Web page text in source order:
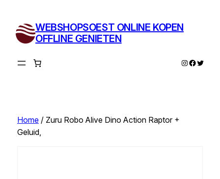
inhoud
WEBSHOPSOEST ONLINE KOPEN
OFFLINE GENIETEN
Instagram
Twitter
Home/ Zuru Robo Alive Dino Action Raptor +
Geluid,